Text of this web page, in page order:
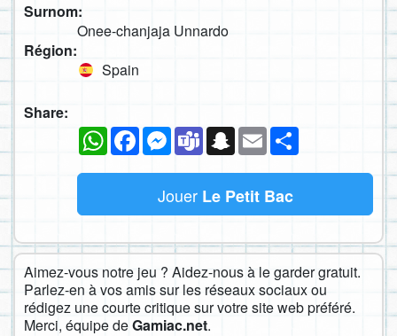
Surnom:
Onee-chanjaja Unnardo
Région:
Spain
Share:
WhatsAppFacebookMessenger
TeamsSnapchat
Email
Jouer Le Petit Bac
Aimez-vous notre jeu ? Aidez-nous à le garder gratuit.
Parlez-en à vos amis sur les réseaux sociaux ou
rédigez une courte critique sur votre site web préféré.
Merci, équipe deGamiac.net.